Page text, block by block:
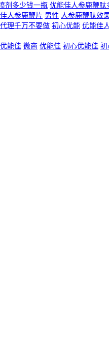
剂多少钱一瓶 优能佳人参鹿鞭肽
人参鹿鞭片 男性 人参鹿鞭肽效
理千万不要做 初心优能 优能佳
能佳 微商 优能佳 初心优能佳 初